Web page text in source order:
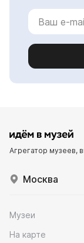
Агрегатор музеев,
Москва
Музеи
На карте